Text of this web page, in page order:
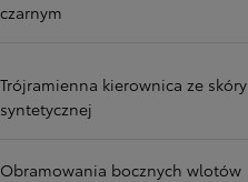
czarnym
Trójramienna kierownica ze skóry
syntetycznej
Obramowania bocznych wlotów